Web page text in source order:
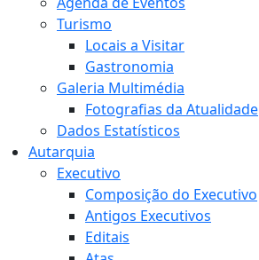
Turismo
Locais a Visitar
Gastronomia
Galeria Multimédia
Fotografias da Atualidade
Dados Estatísticos
Autarquia
Executivo
Composição do Executivo
Antigos Executivos
Editais